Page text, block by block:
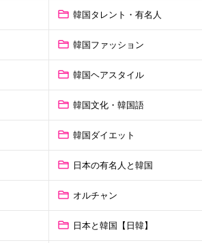
韓国タレント・有名人
韓国ファッション
韓国ヘアスタイル
韓国文化・韓国語
韓国ダイエット
日本の有名人と韓国
オルチャン
日本と韓国【日韓】